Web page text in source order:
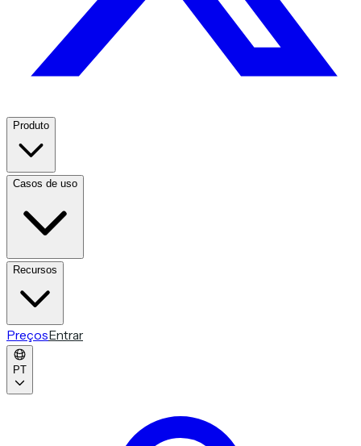
Produto
Casos de uso
Recursos
PreçosEntrar
PT